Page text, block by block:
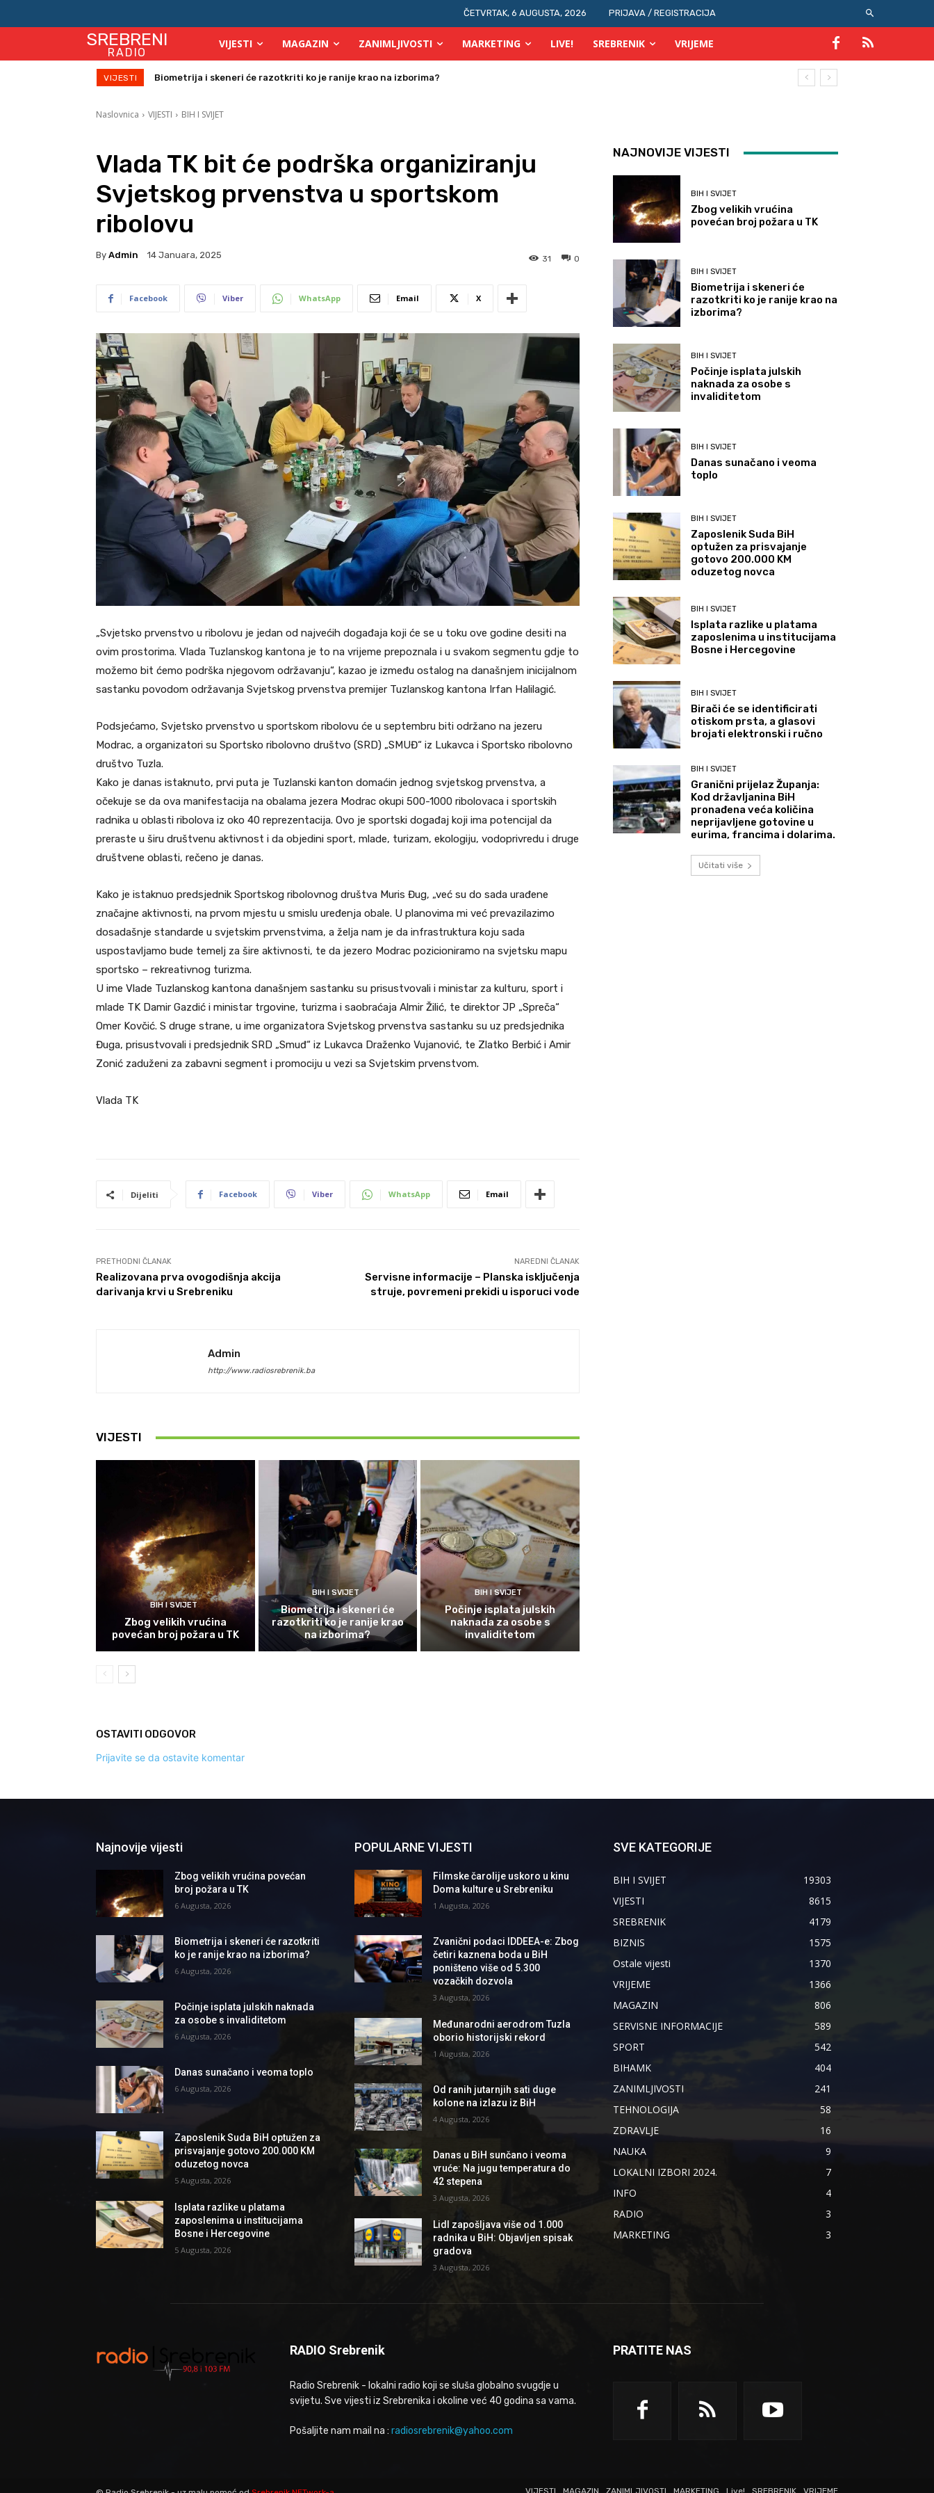
ČETVRTAK, 6 AUGUSTA, 2026 PRIJAVA / REGISTRACIJA
SREBRENI
RADIO
VIJESTI MAGAZIN ZANIMLJIVOSTI MARKETING LIVE! SREBRENIK VRIJEME
VIJESTI Biometrija i skeneri će razotkriti ko je ranije krao na izborima?
Počinje isplata julskih naknada za osobe s invaliditetom
Naslovnica VIJESTI BIH I SVIJET
Vlada TK bit će podrška organiziranju
Svjetskog prvenstva u sportskom
ribolovu
By Admin 14 Januara, 2025 0
31
Facebook Viber WhatsApp Email X
„Svjetsko prvenstvo u ribolovu je jedan od najvećih događaja koji će se u toku ove godine desiti na
ovim prostorima. Vlada Tuzlanskog kantona je to na vrijeme prepoznala i u svakom segmentu gdje to
možemo bit ćemo podrška njegovom održavanju“, kazao je između ostalog na današnjem inicijalnom
sastanku povodom održavanja Svjetskog prvenstva premijer Tuzlanskog kantona Irfan Halilagić.
Podsjećamo, Svjetsko prvenstvo u sportskom ribolovu će u septembru biti održano na jezeru
Modrac, a organizatori su Sportsko ribolovno društvo (SRD) „SMUĐ“ iz Lukavca i Sportsko ribolovno
društvo Tuzla.
Kako je danas istaknuto, prvi puta je Tuzlanski kanton domaćin jednog svjetskog prvenstva, a
očekuje se da ova manifestacija na obalama jezera Modrac okupi 500-1000 ribolovaca i sportskih
radnika u oblasti ribolova iz oko 40 reprezentacija. Ovo je sportski događaj koji ima potencijal da
preraste u širu društvenu aktivnost i da objedini sport, mlade, turizam, ekologiju, vodoprivredu i druge
društvene oblasti, rečeno je danas.
Kako je istaknuo predsjednik Sportskog ribolovnog društva Muris Đug, „već su do sada urađene
značajne aktivnosti, na prvom mjestu u smislu uređenja obale. U planovima mi već prevazilazimo
dosadašnje standarde u svjetskim prvenstvima, a želja nam je da infrastruktura koju sada
uspostavljamo bude temelj za šire aktivnosti, te da jezero Modrac pozicioniramo na svjetsku mapu
sportsko – rekreativnog turizma.
U ime Vlade Tuzlanskog kantona današnjem sastanku su prisustvovali i ministar za kulturu, sport i
mlade TK Damir Gazdić i ministar trgovine, turizma i saobraćaja Almir Žilić, te direktor JP „Spreča“
Omer Kovčić. S druge strane, u ime organizatora Svjetskog prvenstva sastanku su uz predsjednika
Đuga, prisustvovali i predsjednik SRD „Smuđ“ iz Lukavca Draženko Vujanović, te Zlatko Berbić i Amir
Zonić zaduženi za zabavni segment i promociju u vezi sa Svjetskim prvenstvom.
Vlada TK
Dijeliti Facebook Viber WhatsApp Email
PRETHODNI ČLANAK
Realizovana prva ovogodišnja akcija
darivanja krvi u Srebreniku
NAREDNI ČLANAK
Servisne informacije – Planska isključenja
struje, povremeni prekidi u isporuci vode
Admin
http://www.radiosrebrenik.ba
VIJESTI
BIH I SVIJET
Zbog velikih vrućina
povećan broj požara u TK
BIH I SVIJET
Biometrija i skeneri će
razotkriti ko je ranije krao
na izborima?
BIH I SVIJET
Počinje isplata julskih
naknada za osobe s
invaliditetom
OSTAVITI ODGOVOR
Prijavite se da ostavite komentar
NAJNOVIJE VIJESTI
BIH I SVIJET
Zbog velikih vrućina
povećan broj požara u TK
BIH I SVIJET
Biometrija i skeneri će
razotkriti ko je ranije krao na
izborima?
BIH I SVIJET
Počinje isplata julskih
naknada za osobe s
invaliditetom
BIH I SVIJET
Danas sunačano i veoma
toplo
BIH I SVIJET
Zaposlenik Suda BiH
optužen za prisvajanje
gotovo 200.000 KM
oduzetog novca
BIH I SVIJET
Isplata razlike u platama
zaposlenima u institucijama
Bosne i Hercegovine
BIH I SVIJET
Birači će se identificirati
otiskom prsta, a glasovi
brojati elektronski i ručno
BIH I SVIJET
Granični prijelaz Županja:
Kod državljanina BiH
pronađena veća količina
neprijavljene gotovine u
eurima, francima i dolarima.
Učitati više
Najnovije vijesti
Zbog velikih vrućina povećan
broj požara u TK
6 Augusta, 2026
Biometrija i skeneri će razotkriti
ko je ranije krao na izborima?
6 Augusta, 2026
Počinje isplata julskih naknada
za osobe s invaliditetom
6 Augusta, 2026
Danas sunačano i veoma toplo
6 Augusta, 2026
Zaposlenik Suda BiH optužen za
prisvajanje gotovo 200.000 KM
oduzetog novca
5 Augusta, 2026
Isplata razlike u platama
zaposlenima u institucijama
Bosne i Hercegovine
5 Augusta, 2026
POPULARNE VIJESTI
Filmske čarolije uskoro u kinu
Doma kulture u Srebreniku
1 Augusta, 2026
Zvanični podaci IDDEEA-e: Zbog
četiri kaznena boda u BiH
poništeno više od 5.300
vozačkih dozvola
3 Augusta, 2026
Međunarodni aerodrom Tuzla
oborio historijski rekord
1 Augusta, 2026
Od ranih jutarnjih sati duge
kolone na izlazu iz BiH
4 Augusta, 2026
Danas u BiH sunčano i veoma
vruće: Na jugu temperatura do
42 stepena
3 Augusta, 2026
Lidl zapošljava više od 1.000
radnika u BiH: Objavljen spisak
gradova
3 Augusta, 2026
SVE KATEGORIJE
BIH I SVIJET
19303
VIJESTI
8615
SREBRENIK
4179
BIZNIS
1575
Ostale vijesti
1370
VRIJEME
1366
MAGAZIN
806
SERVISNE INFORMACIJE
589
SPORT
542
BIHAMK
404
ZANIMLJIVOSTI
241
TEHNOLOGIJA
58
ZDRAVLJE
16
NAUKA
9
LOKALNI IZBORI 2024.
7
INFO
4
RADIO
3
MARKETING
3
RADIO Srebrenik
Radio Srebrenik - lokalni radio koji se sluša globalno svugdje u
svijetu. Sve vijesti iz Srebrenika i okoline već 40 godina sa vama.
Pošaljite nam mail na : radiosrebrenik@yahoo.com
PRATITE NAS
VIJESTI MAGAZIN ZANIMLJIVOSTI MARKETING Live! SREBRENIK VRIJEME